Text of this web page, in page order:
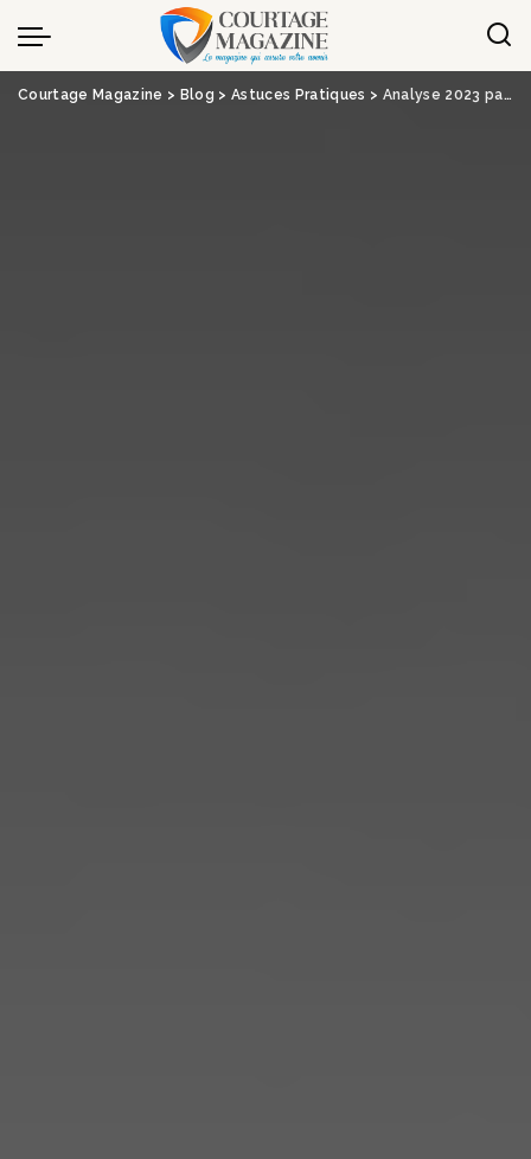
Panneau de gestion des cookies
Courtage Magazine > Blog > Astuces Pratiques > Analyse 2023 par Good Value for Money des Conditions Générales du contrat d’assurance-vie patrimonial Target + de Primonial